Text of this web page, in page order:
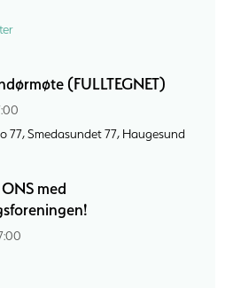
(FULLTEGNET)
77, Smedasundet 77, Haugesund
med